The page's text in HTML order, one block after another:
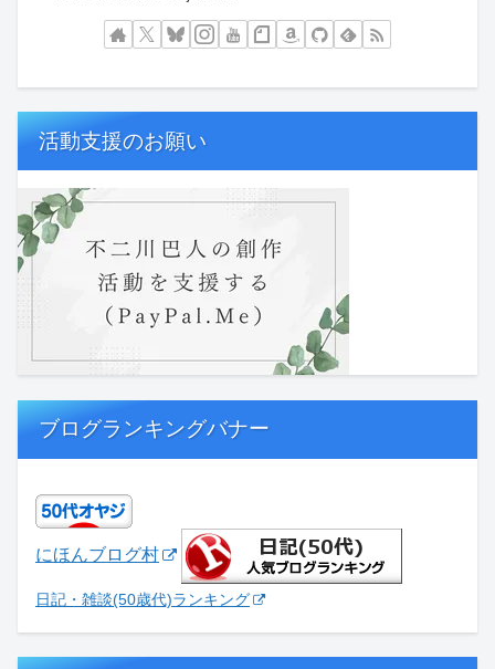
活動支援のお願い
ブログランキングバナー
にほんブログ村
日記・雑談(50歳代)ランキング